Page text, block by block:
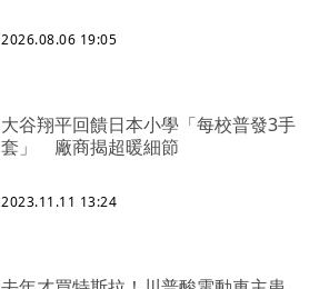
2026.08.06 19:05
大谷翔平回饋日本小學「每校普發3手
套」 廠商揭超暖細節
2023.11.11 13:24